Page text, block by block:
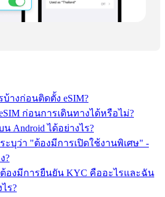
างก่อนติดตั้ง eSIM?
ก่อนการเดินทางได้หรือไม่?
Android ได้อย่างไร?
ะบุว่า "ต้องมีการเปิดใช้งานพิเศษ" -
?
องมีการยืนยัน KYC คืออะไรและฉัน
ร?